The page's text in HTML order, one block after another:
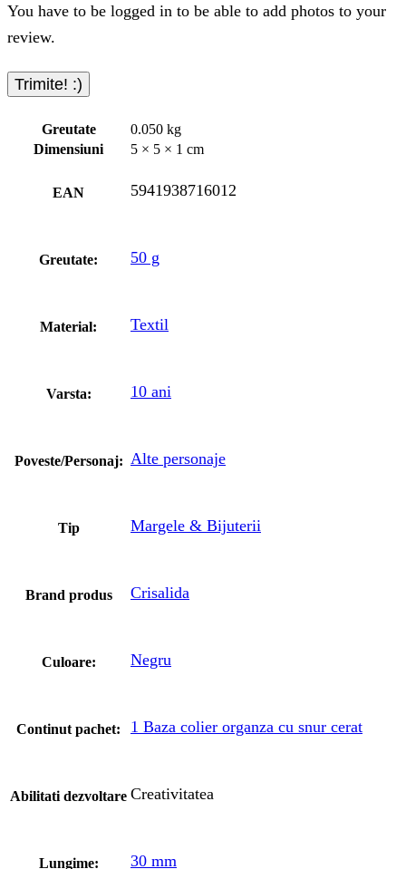
You have to be logged in to be able to add photos to your
review.
Greutate
0.050 kg
Dimensiuni
5 × 5 × 1 cm
EAN 5941938716012
Greutate: 50 g
Material: Textil
Varsta: 10 ani
Poveste/Personaj: Alte personaje
Tip Margele & Bijuterii
Brand produs Crisalida
Culoare: Negru
Continut pachet: 1 Baza colier organza cu snur cerat
Abilitati dezvoltare Creativitatea
Lungime: 30 mm